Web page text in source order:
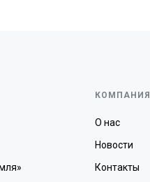
КОМПАНИЯ
О нас
Новости
Контакты